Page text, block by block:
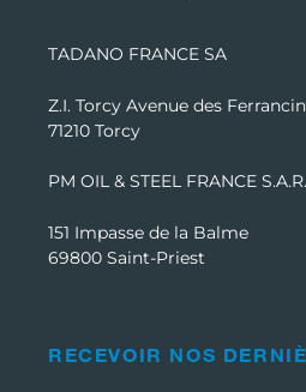
TADANO FRANCE SA
Z.I. Torcy Avenue des
71210 Torcy
PM OIL & STEEL FRANCE
151 Impasse de la Balme
69800 Saint-Priest
RECEVOIR NOS